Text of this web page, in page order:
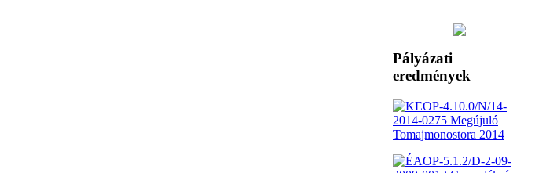
Pályázati
eredmények